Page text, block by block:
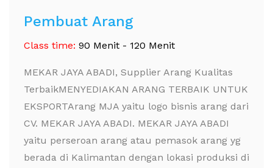
Pembuat Arang
Class time: 90 Menit - 120 Menit
MEKAR JAYA ABADI, Supplier Arang Kualitas
TerbaikMENYEDIAKAN ARANG TERBAIK UNTUK
EKSPORTArang MJA yaitu logo bisnis arang dari
CV. MEKAR JAYA ABADI. MEKAR JAYA ABADI
yaitu perseroan arang atau pemasok arang yg
berada di Kalimantan dengan lokasi produksi di